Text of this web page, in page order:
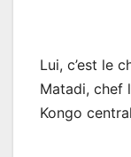
Lui, c’est le
Matadi, chef
Kongo